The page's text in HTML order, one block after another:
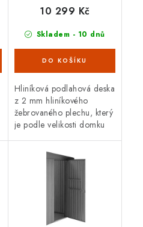
Skladem - 10 dnů
10 299 Kč
Hliníková podlahová deska
z 2 mm hliníkového
žebrovaného plechu, který
je podle velikosti domku
včetně spojovacích profilů;
pro optimální položení je...